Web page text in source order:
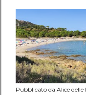
Pubblicato da Alice